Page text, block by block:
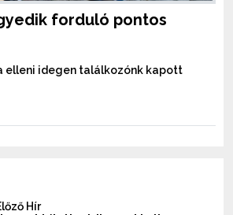
forduló pontos
elleni idegen találkozónk kapott
Hír